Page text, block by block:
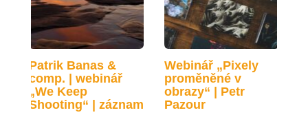
Patrik Banas &
comp. | webinář
„We Keep
Shooting“ | záznam
Webinář „Pixely
proměněné v
obrazy“ | Petr
Pazour